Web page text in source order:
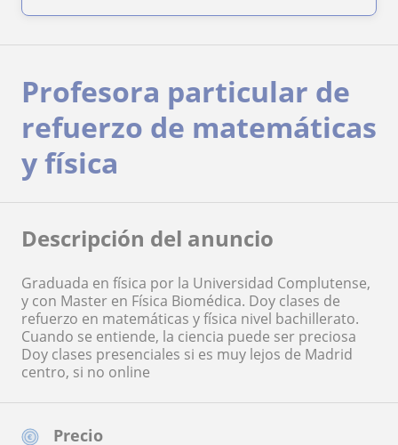
Precio
Profesora particular de
refuerzo de matemáticas
y física
Descripción del anuncio
Graduada en física por la Universidad Complutense,
y con Master en Física Biomédica. Doy clases de
refuerzo en matemáticas y física nivel bachillerato.
Cuando se entiende, la ciencia puede ser preciosa
Doy clases presenciales si es muy lejos de Madrid
centro, si no online